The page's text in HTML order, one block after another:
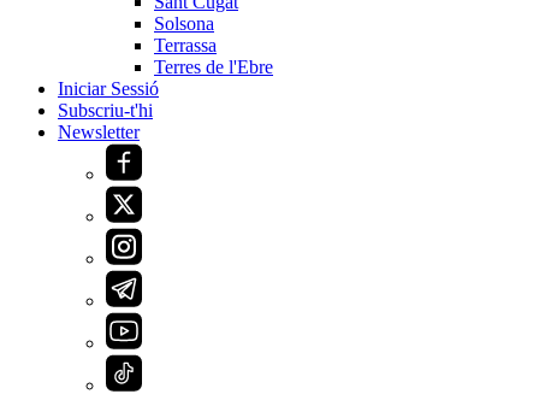
Solsona
Terrassa
Terres de l'Ebre
Iniciar Sessió
Subscriu-t'hi
Newsletter